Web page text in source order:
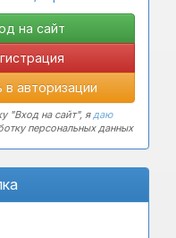
авторизации
"Вход на сайт", ядаю
персональных данных